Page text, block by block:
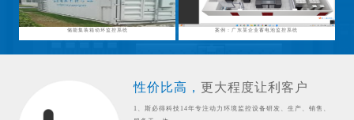
储能集装箱动环监控系统 案例：广东某企业蓄电池监控系统
性价比高， 更大程度让利客户
1、斯必得科技14年专注动力环境监控设备研发、生产、销售、